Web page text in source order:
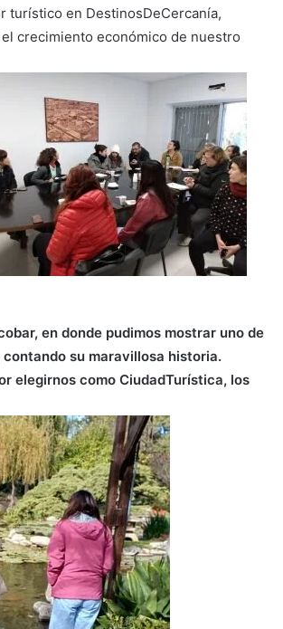
turístico en DestinosDeCercanía,
crecimiento económico de nuestro
, en donde pudimos mostrar uno de
contando su maravillosa historia.
elegirnos como CiudadTurística, los